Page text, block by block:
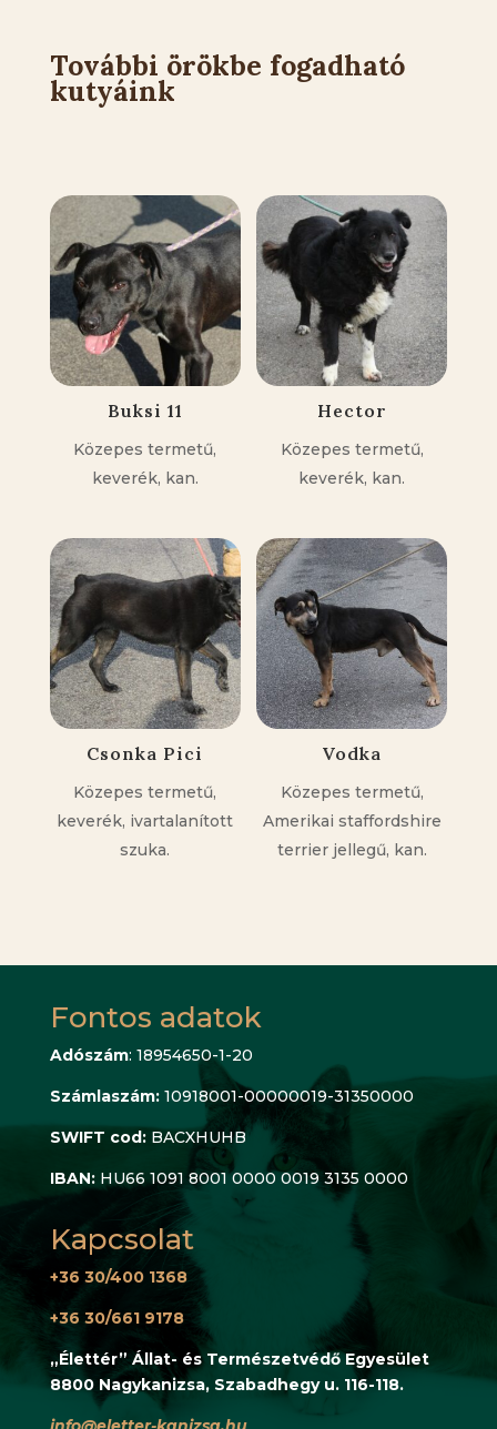
További örökbe fogadható
kutyáink
Buksi 11
Közepes termetű,
keverék, kan.
Hector
Közepes termetű,
keverék, kan.
Csonka Pici
Közepes termetű,
keverék, ivartalanított
szuka.
Vodka
Közepes termetű,
Amerikai staffordshire
terrier jellegű, kan.
Fontos adatok
Adószám: 18954650-1-20
Számlaszám: 10918001-00000019-31350000
SWIFT cod: BACXHUHB
IBAN: HU66 1091 8001 0000 0019 3135 0000
Kapcsolat
+36 30/400 1368
+36 30/661 9178
„Élettér” Állat- és Természetvédő Egyesület
8800 Nagykanizsa, Szabadhegy u. 116-118.